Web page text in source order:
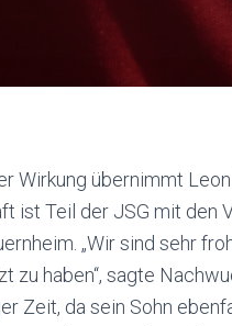
Wirkung übernimmt
ist Teil der JSG mit den
„Wir sind sehr
zu haben“, sagte
Zeit, da sein Sohn